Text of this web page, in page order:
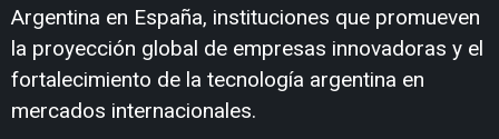
Argentina en España, instituciones que promueven
la proyección global de empresas innovadoras y el
fortalecimiento de la tecnología argentina en
mercados internacionales.